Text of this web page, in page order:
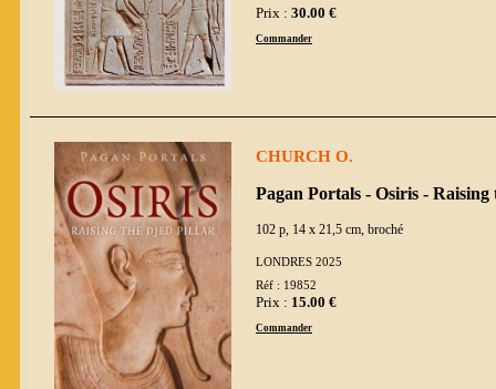
Prix : 30.00 €
Commander
CHURCH O.
Pagan Portals - Osiris -
102 p, 14 x 21,5 cm, broché
LONDRES 2025
Réf : 19852
Prix : 15.00 €
Commander